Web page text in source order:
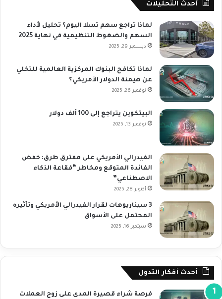
أحدث التحليلات
لماذا تراجع سهم تسلا اليوم؟ تحليل لأداء
السهم والضغوط التنظيمية في نهاية 2025
ديسمبر 29, 2025
لماذا تكافح البنوك المركزية العالمية للتخلي
عن هيمنة الدولار الأمريكي؟
نوفمبر 26, 2025
البيتكوين يتراجع إلى 100 ألف دولار
نوفمبر 13, 2025
الفيدرالي الأمريكي على مفترق طرق: خفض
الفائدة المتوقع ومخاطر “فقاعة الذكاء
الاصطناعي”
أكتوبر 28, 2025
3 سيناريوهات لقرار الفيدرالي الأمريكي وتأثيره
المحتمل على الأسواق
سبتمبر 16, 2025
أحدث أفكار التدول
فرصة شراء قصيرة المدى على زوج العملات